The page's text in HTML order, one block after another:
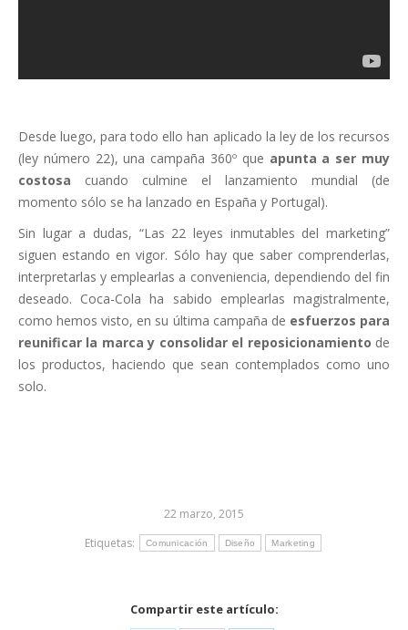
Desde luego, para todo ello han aplicado la ley de los recursos
(ley número 22), una campaña 360º que apunta a ser muy
costosa cuando culmine el lanzamiento mundial (de
momento sólo se ha lanzado en España y Portugal).
Sin lugar a dudas, “Las 22 leyes inmutables del marketing”
siguen estando en vigor. Sólo hay que saber comprenderlas,
interpretarlas y emplearlas a conveniencia, dependiendo del fin
deseado. Coca-Cola ha sabido emplearlas magistralmente,
como hemos visto, en su última campaña de esfuerzos para
reunificar la marca y consolidar el reposicionamiento de
los productos, haciendo que sean contemplados como uno
solo.
22 marzo, 2015
Etiquetas:
Comunicación Diseño Marketing
Compartir este artículo: